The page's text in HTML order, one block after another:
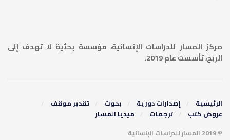
مركز المسار للدراسات الإنسانية، مؤسسة بحثية لا تهدف إلى
الربح، تأسست عام 2019.
الرئيسية إصدارات دورية بحوث
تقدير موقف
عروض كتب
ترجمات ميديا المسار
© 2019 المسار للدراسات الإنسانية